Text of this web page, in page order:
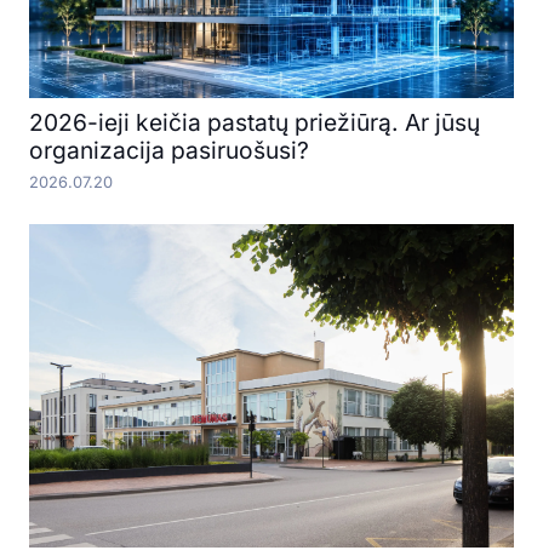
2026-ieji keičia pastatų priežiūrą. Ar jūsų
organizacija pasiruošusi?
2026.07.20